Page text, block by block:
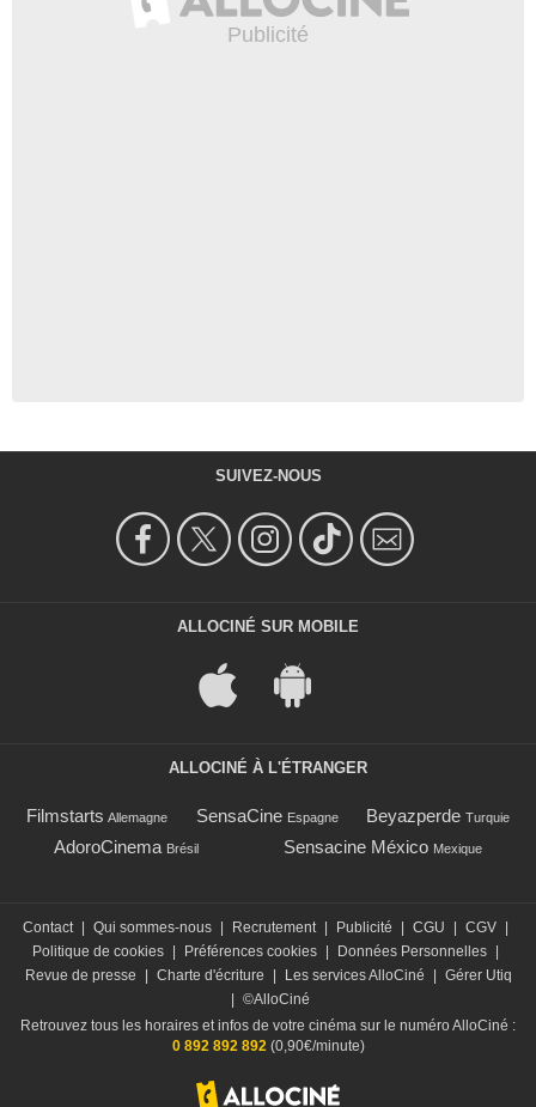
SUIVEZ-NOUS
ALLOCINÉ SUR MOBILE
ALLOCINÉ À L'ÉTRANGER
Filmstarts Allemagne SensaCine Espagne Beyazperde Turquie
AdoroCinema Brésil Sensacine México Mexique
Contact Qui sommes-nous Recrutement Publicité CGU CGV
Politique de cookies
Préférences cookies Données Personnelles
Revue de presse
Charte d'écriture Les services AlloCiné
Gérer Utiq
©AlloCiné
Retrouvez tous les horaires et infos de votre cinéma sur le numéro AlloCiné :
0 892 892 892(0,90€/minute)